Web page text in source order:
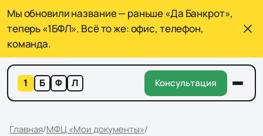
Мы обновили название — раньше «Да Банкрот»,
теперь «1БФЛ». Всё то же: офис, телефон,
команда.
1 Б Ф Л Консультация
Главная/МФЦ «Мои документы»/